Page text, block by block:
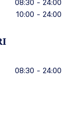
08:30 - 24:00
10:00 - 24:00
08:30 - 24:00